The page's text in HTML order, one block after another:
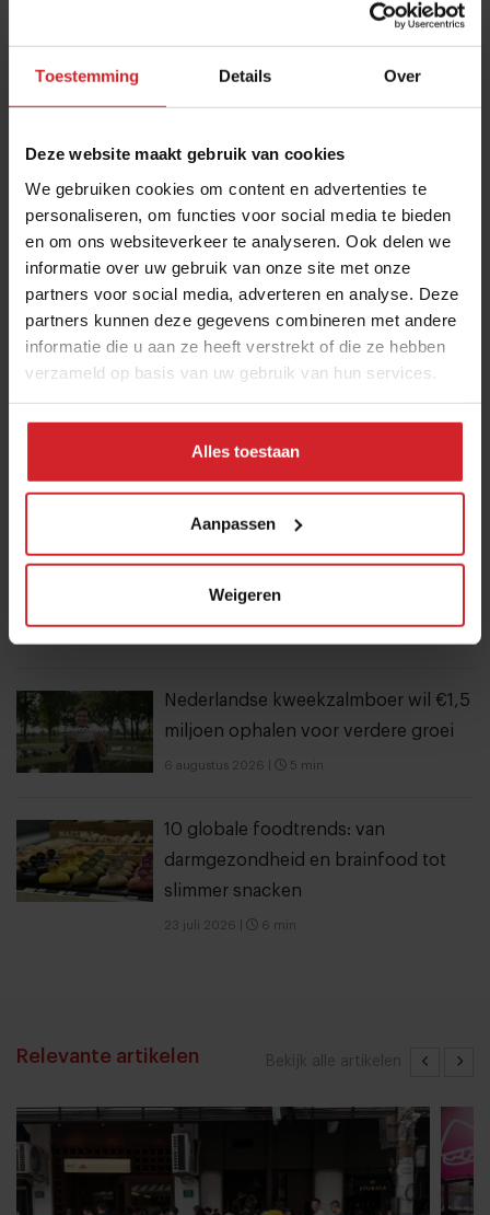
Toestemming Details Over
Deze website maakt gebruik van cookies
We gebruiken cookies om content en advertenties te
personaliseren, om functies voor social media te bieden
en om ons websiteverkeer te analyseren. Ook delen we
informatie over uw gebruik van onze site met onze
partners voor social media, adverteren en analyse. Deze
partners kunnen deze gegevens combineren met andere
informatie die u aan ze heeft verstrekt of die ze hebben
verzameld op basis van uw gebruik van hun services.
Alles toestaan
Aanpassen
Weigeren
Klik hier
Best gelezen artikelen
Eten in Amsterdam: van verscholen
eetcafés tot De Strip in Noord
4 augustus 2026| 6 min
Joris Bijdendijk en Samuel Levie
Café de Lepel
9 naar 14 miljoen bezoekers door to
go-locaties
Nederlandse kweekzalmboer wil €1,5
miljoen ophalen voor verdere groei
6 augustus 2026 5 min
10 globale foodtrends: van
darmgezondheid en brainfood tot
slimmer snacken
23 juli 2026 6 min
Bekijk alle artikelen
Relevante artikelen